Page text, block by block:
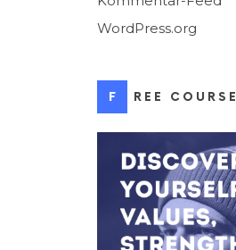
WordPress.org
FREE COURSE